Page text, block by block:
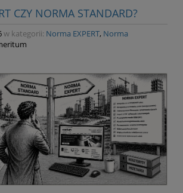
CZY NORMA STANDARD?
w kategorii: Norma EXPERT, Norma